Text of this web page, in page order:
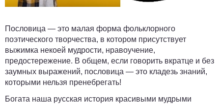
Пословица — это малая форма фольклорного
поэтического творчества, в котором присутствует
выжимка некоей мудрости, нравоучение,
предостережение. В общем, если говорить вкратце и без
заумных выражений, пословица — это кладезь знаний,
которыми нельзя пренебрегать!
Богата наша русская история красивыми мудрыми